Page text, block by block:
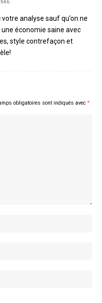
votre analyse sauf qu’on ne
économie saine avec
style contrefaçon et
obligatoires sont indiqués avec *